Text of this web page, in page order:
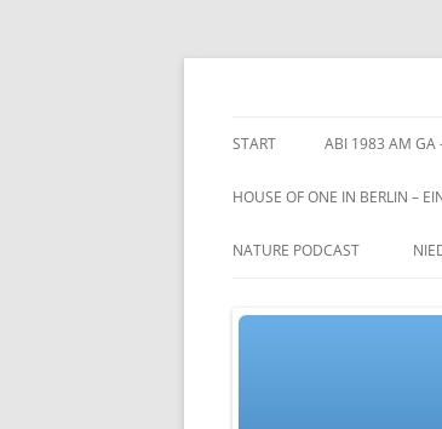
Zum
START ABI 1983 AM GA
HOUSE OF ONE IN BERLIN –
NATURE PODCAST